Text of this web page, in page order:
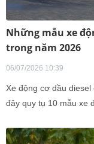
Những mẫu xe
trong năm 2026
06/07/2026 10:39
Xe động cơ dầu
đây quy tụ 10 mẫu xe